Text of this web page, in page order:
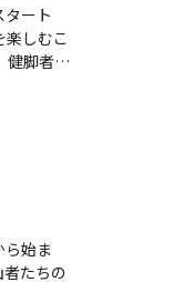
ート
しむこ
。 ま
てお
さと達
始ま
たちの